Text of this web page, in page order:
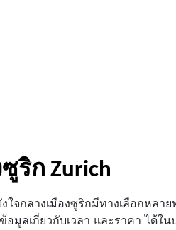
ริก Zurich
กลางเมืองซูริกมีทางเลือกหลา
อมูลเกี่ยวกับเวลา และราคา ได้ใ